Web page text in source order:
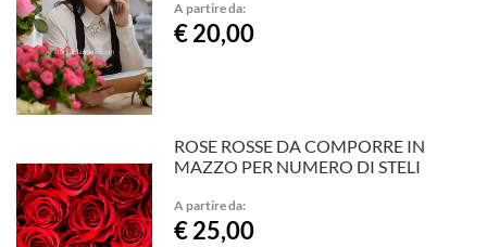
A partire da:
€ 20,00
ROSE ROSSE DA COMPORRE IN
MAZZO PER NUMERO DI STELI
A partire da:
€ 25,00